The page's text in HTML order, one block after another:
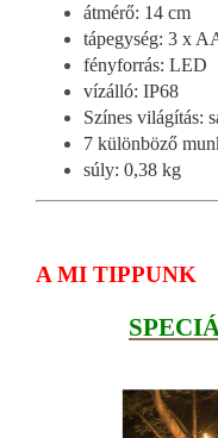
átmérő: 14 cm
tápegység: 3 x
fényforrás: LED
vízálló: IP68
Színes világítás:
7 különböző
súly: 0,38 kg
A MI TIPPUNK